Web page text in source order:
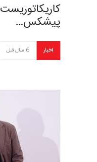
پیشکس…
اخبار 6 سال قبل